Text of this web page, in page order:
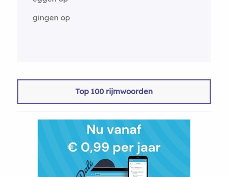
gingen op
Top 100 rijmwoorden